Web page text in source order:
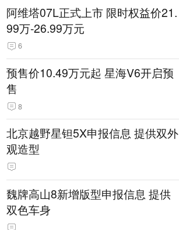
阿维塔07L正式上市 限时权益价21.
99万-26.99万元
6
预售价10.49万元起 星海V6开启预
售
8
北京越野星钽5X申报信息 提供双外
观造型
魏牌高山8新增版型申报信息 提供
双色车身